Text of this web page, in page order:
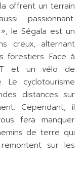
offrent un terrain
passionnant.
le Ségala est un
creux, alternant
forestiers. Face à
et un vélo de
Le cyclotourisme
distances sur
Cependant, il
fera manquer
de terre qui
sur les